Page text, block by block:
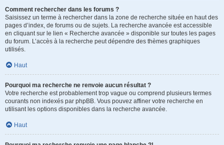
Comment rechercher dans les forums ?
Saisissez un terme à rechercher dans la zone de recherche située en haut des
pages d’index, de forums ou de sujets. La recherche avancée est accessible
en cliquant sur le lien « Recherche avancée » disponible sur toutes les pages
du forum. L’accès à la recherche peut dépendre des thèmes graphiques
utilisés.
Haut
Pourquoi ma recherche ne renvoie aucun résultat ?
Votre recherche est probablement trop vague ou comprend plusieurs termes
courants non indexés par phpBB. Vous pouvez affiner votre recherche en
utilisant les options disponibles dans la recherche avancée.
Haut